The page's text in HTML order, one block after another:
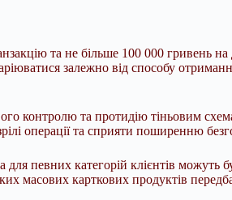
та не більше 100 000 гривень
залежно від способу
контролю та протидію тіньовим
операції та сприяти поширенню
певних категорій клієнтів можуть
масових карткових продуктів